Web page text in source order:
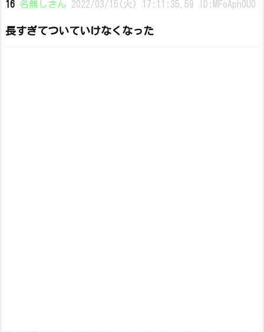
16 名無しさん 2022/03/15(火) 17:11:35.59 ID:MFoAph0U0
長すぎてついていけなくなった